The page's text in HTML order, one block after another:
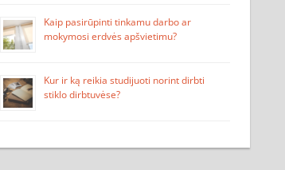
Kaip pasirūpinti tinkamu darbo ar
mokymosi erdvės apšvietimu?
Kur ir ką reikia studijuoti norint dirbti
stiklo dirbtuvėse?